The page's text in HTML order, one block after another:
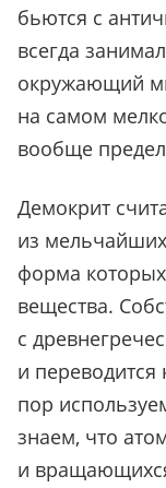
бьются с
всегда
окружающий
на самом
вообще
Демокрит
из
форма
вещества.
с
и
пор
знаем, что
и